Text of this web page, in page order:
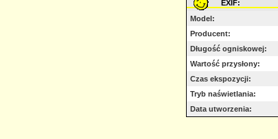
EXIF:
Model:
Producent:
Długość ogniskowej:
Wartość przysłony:
Czas ekspozycji:
Tryb naświetlania:
Data utworzenia: